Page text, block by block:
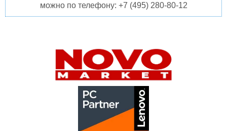
можно по телефону: +7 (495) 280-80-12